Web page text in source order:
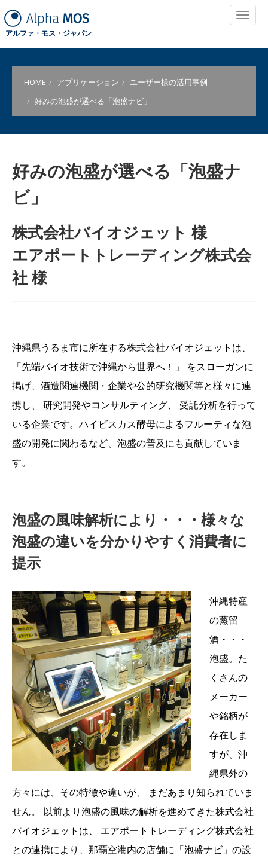
アルファ・モス・ジャパン
HOME アプリケーション
ユーザー様の活用事例
好みの泡盛が選べる「泡盛ナビ」
好みの泡盛が選べる「泡盛ナ
ビ」
株式会社バイオジェット 様
エアポートトレーディング株式会
社 様
沖縄県うるま市に所在する株式会社バイオジェットは、
「先端バイオ技術で沖縄から世界へ！」 をスローガンに
掲げ、酒造関連機関・企業や公的研究機関等と様々に連
携し、 研究開発やコンサルティング、 受託分析を行って
いる企業です。ハイビスカス酵母によるフルーティな泡
盛の開発に関わるなど、泡盛の普及にも貢献していま
す。
泡盛の風味解析により・・・様々な
泡盛の違いを分かりやすく消費者に
提示
沖縄特産
の蒸留
酒・・・
泡盛。た
くさんの
メーカー
や銘柄が
存在しま
すが、沖
縄県外の
方々には、その特徴や違いが、 まだあまり知られていま
せん。 以前より泡盛の風味の解析を進めてきた株式会社
バイオジェットは、 エアポートトレーディング株式会社
との連携により、那覇空港内の店舗に「泡盛ナビ」の設